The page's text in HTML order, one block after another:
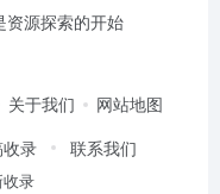
资源探索的开始
关于我们
网站地图
录
录
联系我们